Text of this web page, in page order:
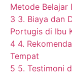
Metode Belajar
3 3. Biaya dan
Portugis di Ibu
4 4.
Tempat
5 5. Testimoni